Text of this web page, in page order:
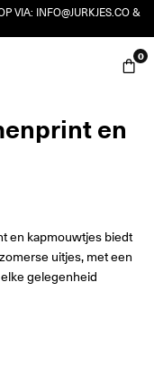
VIA: INFO@JURKJES.CO&
0
en
en kapmouwtjes biedt
uitjes, met een
gelegenheid